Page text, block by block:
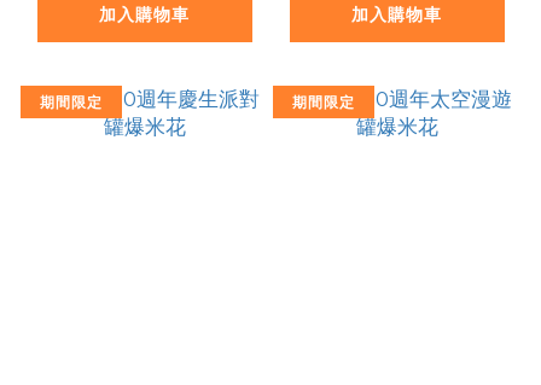
加入購物車 加入購物車
期間限定 期間限定